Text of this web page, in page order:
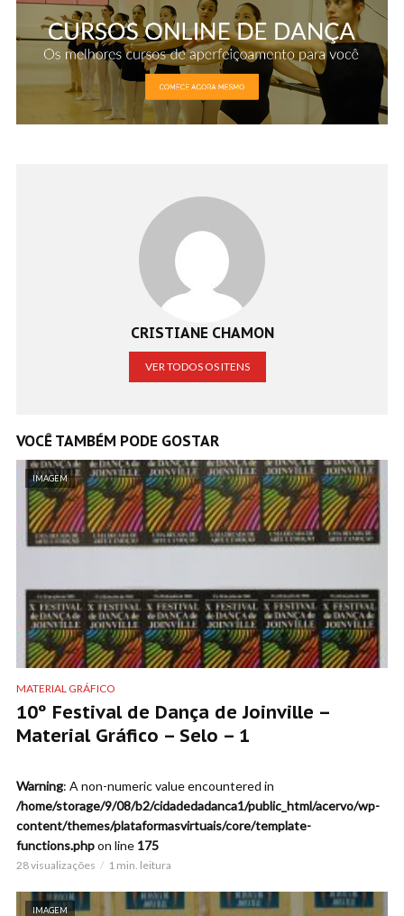
CRISTIANE CHAMON
VER TODOS OS ITENS
VOCÊ TAMBÉM PODE GOSTAR
IMAGEM
MATERIAL GRÁFICO
10º Festival de Dança de Joinville –
Material Gráfico – Selo – 1
Warning: A non-numeric value encountered in
/home/storage/9/08/b2/cidadedadanca1/public_html/acervo/wp-
content/themes/plataformasvirtuais/core/template-
functions.phpon line 175
28 visualizações 1 min. leitura
IMAGEM